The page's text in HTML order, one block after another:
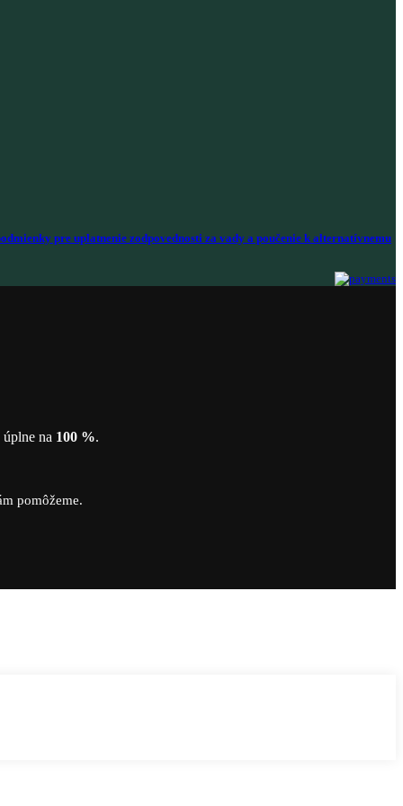
pre uplatnenie zodpovednosti za vady a poučenie k alternatívnemu
na 100 %.
pomôžeme.